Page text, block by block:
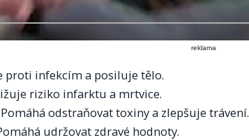
reklama
proti infekcím a posiluje tělo.
riziko infarktu a mrtvice.
odstraňovat toxiny a zlepšuje trávení.
udržovat zdravé hodnoty.